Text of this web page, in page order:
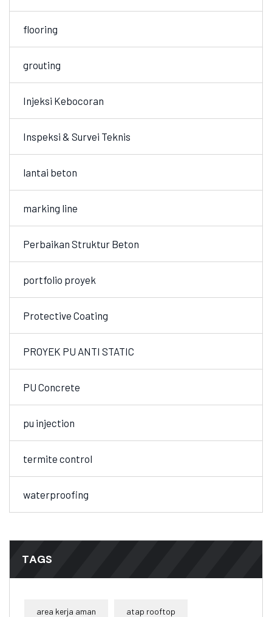
flooring
grouting
Injeksi Kebocoran
Inspeksi & Survei Teknis
lantai beton
marking line
Perbaikan Struktur Beton
portfolio proyek
Protective Coating
PROYEK PU ANTI STATIC
PU Concrete
pu injection
termite control
waterproofing
TAGS
area kerja aman atap rooftop